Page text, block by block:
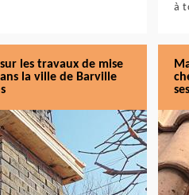
à
les travaux de mise
la ville de Barville